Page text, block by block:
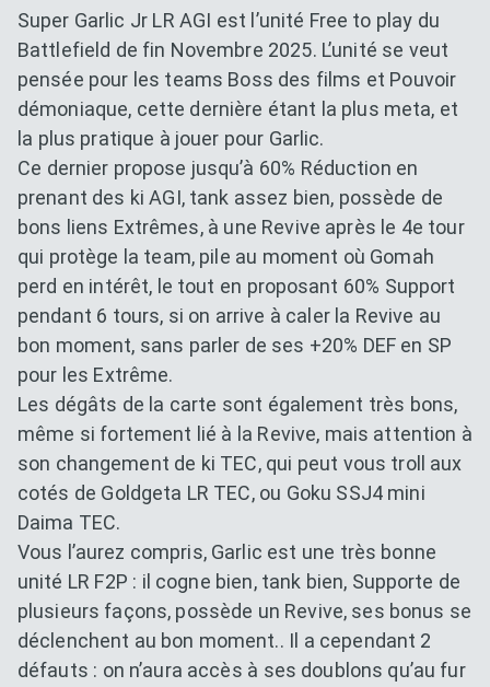
Super Garlic Jr LR AGI est l’unité Free to play du
Battlefield de fin Novembre 2025. L’unité se veut
pensée pour les teams Boss des films et Pouvoir
démoniaque, cette dernière étant la plus meta, et
la plus pratique à jouer pour Garlic.
Ce dernier propose jusqu’à 60% Réduction en
prenant des ki AGI, tank assez bien, possède de
bons liens Extrêmes, à une Revive après le 4e tour
qui protège la team, pile au moment où Gomah
perd en intérêt, le tout en proposant 60% Support
pendant 6 tours, si on arrive à caler la Revive au
bon moment, sans parler de ses +20% DEF en SP
pour les Extrême.
Les dégâts de la carte sont également très bons,
même si fortement lié à la Revive, mais attention à
son changement de ki TEC, qui peut vous troll aux
cotés de Goldgeta LR TEC, ou Goku SSJ4 mini
Daima TEC.
Vous l’aurez compris, Garlic est une très bonne
unité LR F2P : il cogne bien, tank bien, Supporte de
plusieurs façons, possède un Revive, ses bonus se
déclenchent au bon moment.. Il a cependant 2
défauts : on n’aura accès à ses doublons qu’au fur